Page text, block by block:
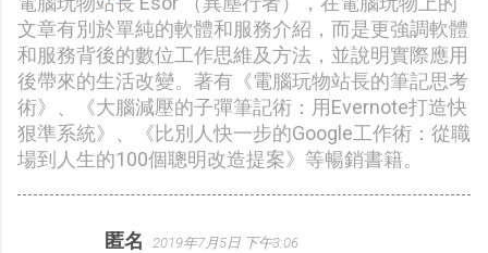
文章有別於單純的軟體和服務介紹，而是更強調軟體
和服務背後的數位工作思維及方法，並說明實際應用
後帶來的生活改變。著有《電腦玩物站長的筆記思考
術》、《大腦減壓的子彈筆記術：用Evernote打造快
狠準系統》、《比別人快一步的Google工作術：從職
場到人生的100個聰明改造提案》等暢銷書籍。
匿名 2019年7月5日 下午3:06